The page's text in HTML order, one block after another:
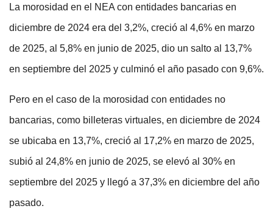
La morosidad en el NEA con entidades bancarias en
diciembre de 2024 era del 3,2%, creció al 4,6% en marzo
de 2025, al 5,8% en junio de 2025, dio un salto al 13,7%
en septiembre del 2025 y culminó el año pasado con 9,6%.
Pero en el caso de la morosidad con entidades no
bancarias, como billeteras virtuales, en diciembre de 2024
se ubicaba en 13,7%, creció al 17,2% en marzo de 2025,
subió al 24,8% en junio de 2025, se elevó al 30% en
septiembre del 2025 y llegó a 37,3% en diciembre del año
pasado.